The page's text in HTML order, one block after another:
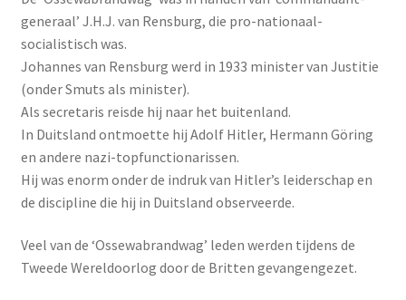
generaal’ J.H.J. van Rensburg, die pro-nationaal-
socialistisch was.
Johannes van Rensburg werd in 1933 minister van Justitie
(onder Smuts als minister).
Als secretaris reisde hij naar het buitenland.
In Duitsland ontmoette hij Adolf Hitler, Hermann Göring
en andere nazi-topfunctionarissen.
Hij was enorm onder de indruk van Hitler’s leiderschap en
de discipline die hij in Duitsland observeerde.
Veel van de ‘Ossewabrandwag’ leden werden tijdens de
Tweede Wereldoorlog door de Britten gevangengezet.